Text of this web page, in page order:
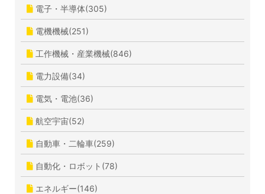
電子・半導体(305)
電機機械(251)
工作機械・産業機械(846)
電力設備(34)
電気・電池(36)
航空宇宙(52)
自動車・二輪車(259)
自動化・ロボット(78)
エネルギー(146)